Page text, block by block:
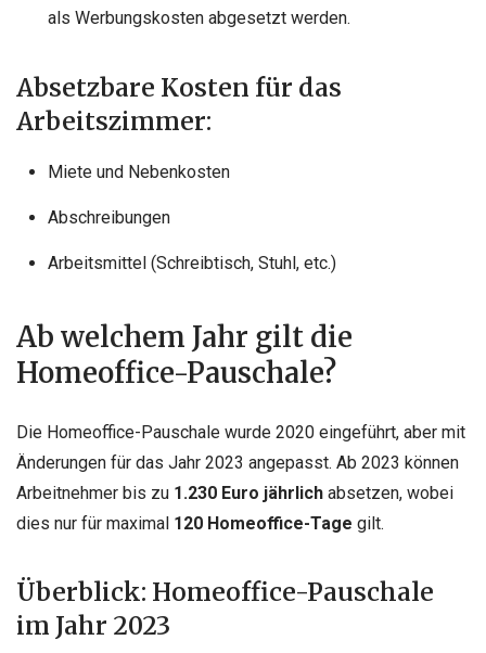
als Werbungskosten abgesetzt werden.
Absetzbare Kosten für das
Arbeitszimmer:
Miete und Nebenkosten
Abschreibungen
Arbeitsmittel (Schreibtisch, Stuhl, etc.)
Ab welchem Jahr gilt die
Homeoffice-Pauschale?
Die Homeoffice-Pauschale wurde 2020 eingeführt, aber mit
Änderungen für das Jahr 2023 angepasst. Ab 2023 können
Arbeitnehmer bis zu 1.230 Euro jährlich absetzen, wobei
dies nur für maximal 120 Homeoffice-Tage gilt.
Überblick: Homeoffice-Pauschale
im Jahr 2023